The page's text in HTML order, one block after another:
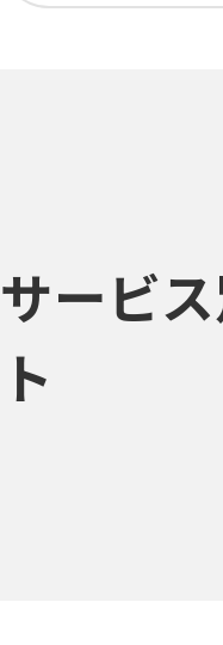
サービ
ト